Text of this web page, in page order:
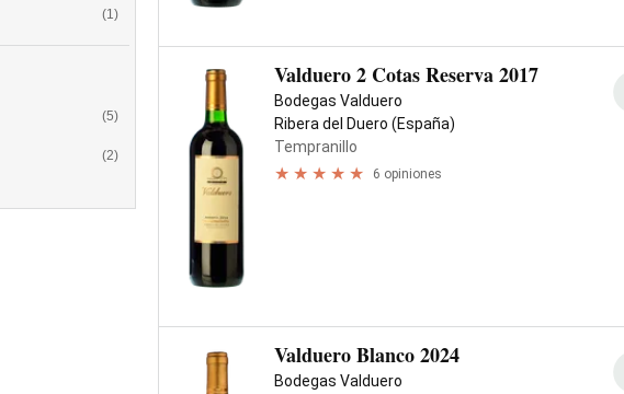
(1)
(5)
(2)
Valduero 2 Cotas Reserva 2017
Bodegas Valduero
Ribera del Duero (España)
Tempranillo
6 opiniones
Valduero Blanco 2024
Bodegas Valduero